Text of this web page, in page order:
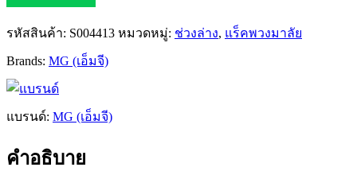
รหัสสินค้า: S004413 หมวดหมู่: ช่วงล่าง, แร็คพวงมาลัย
Brands: MG (เอ็มจี)
แบรนด์: MG (เอ็มจี)
คำอธิบาย